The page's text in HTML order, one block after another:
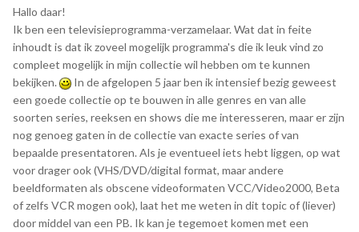
Hallo daar!
Ik ben een televisieprogramma-verzamelaar. Wat dat in feite
inhoudt is dat ik zoveel mogelijk programma's die ik leuk vind zo
compleet mogelijk in mijn collectie wil hebben om te kunnen
bekijken.
In de afgelopen 5 jaar ben ik intensief bezig geweest
een goede collectie op te bouwen in alle genres en van alle
soorten series, reeksen en shows die me interesseren, maar er zijn
nog genoeg gaten in de collectie van exacte series of van
bepaalde presentatoren. Als je eventueel iets hebt liggen, op wat
voor drager ook (VHS/DVD/digital format, maar andere
beeldformaten als obscene videoformaten VCC/Video2000, Beta
of zelfs VCR mogen ook), laat het me weten in dit topic of (liever)
door middel van een PB. Ik kan je tegemoet komen met een